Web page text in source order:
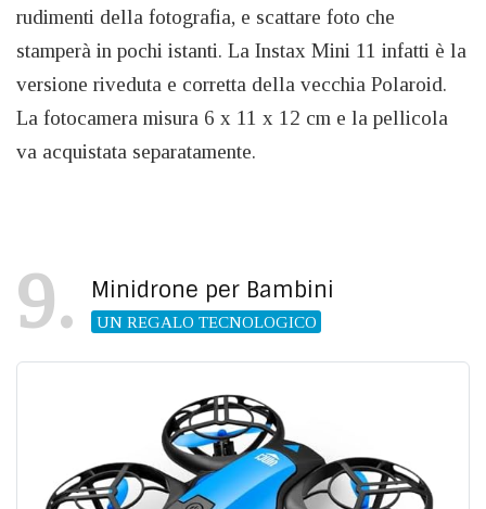
rudimenti della fotografia, e scattare foto che
stamperà in pochi istanti. La Instax Mini 11 infatti è la
versione riveduta e corretta della vecchia Polaroid.
La fotocamera misura 6 x 11 x 12 cm e la pellicola
va acquistata separatamente.
9 Minidrone per Bambini
UN REGALO TECNOLOGICO